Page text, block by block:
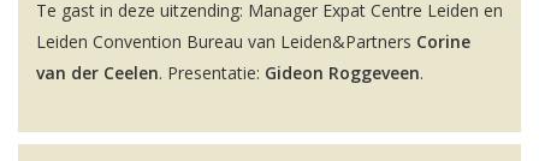
Te gast in deze uitzending: Manager Expat Centre Leiden en
Leiden Convention Bureau van Leiden&Partners Corine
van der Ceelen. Presentatie: Gideon Roggeveen.